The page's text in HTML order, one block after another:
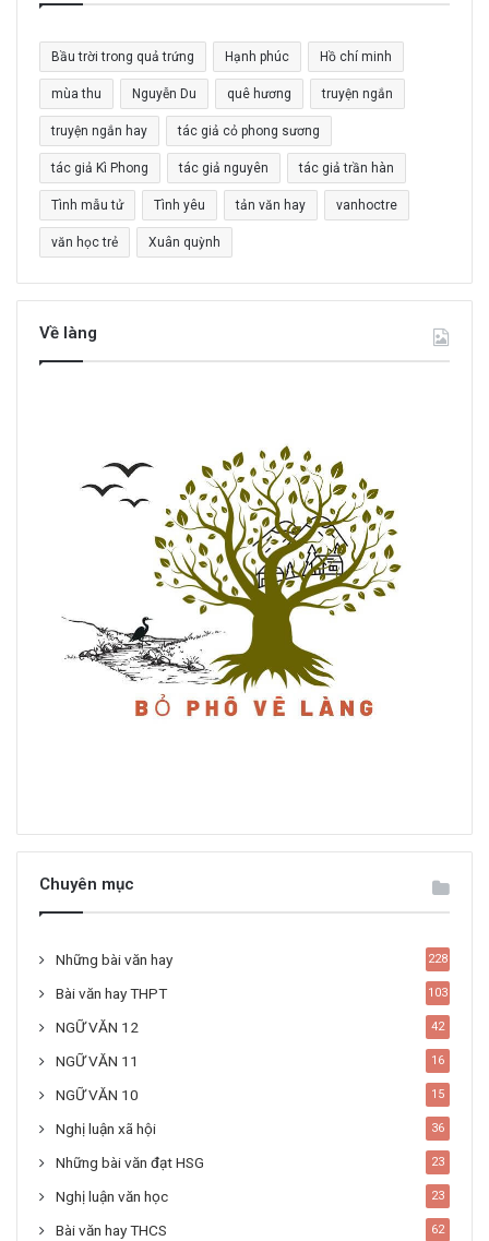
c
h
o
:
Bầu trời trong quả trứng Hạnh phúc Hồ chí minh
mùa thu Nguyễn Du quê hương truyện ngắn
truyện ngắn hay tác giả cỏ phong sương
tác giả Kì Phong tác giả nguyên tác giả trần hàn
Tình mẫu tử Tình yêu tản văn hay vanhoctre
văn học trẻ Xuân quỳnh
Về làng
Chuyên mục
Những bài văn hay 228
Bài văn hay THPT 103
NGỮ VĂN 12 42
NGỮ VĂN 11 16
NGỮ VĂN 10 15
Nghị luận xã hội 36
Những bài văn đạt HSG 23
Nghị luận văn học 23
Bài văn hay THCS 62